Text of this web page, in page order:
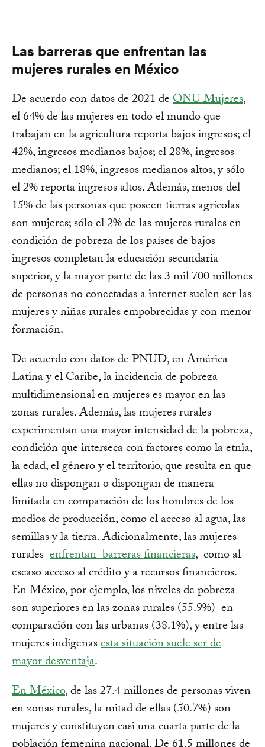
Las barreras que enfrentan las
mujeres rurales en México
De acuerdo con datos de 2021 deONU Mujeres,
el 64% de las mujeres en todo el mundo que
trabajan en la agricultura reporta bajos ingresos; el
42%, ingresos medianos bajos; el 28%, ingresos
medianos; el 18%, ingresos medianos altos, y sólo
el 2% reporta ingresos altos. Además, menos del
15% de las personas que poseen tierras agrícolas
son mujeres; sólo el 2% de las mujeres rurales en
condición de pobreza de los países de bajos
ingresos completan la educación secundaria
superior, y la mayor parte de las 3 mil 700 millones
de personas no conectadas a internet suelen ser las
mujeres y niñas rurales empobrecidas y con menor
formación.
De acuerdo con datos de PNUD, en América
Latina y el Caribe, la incidencia de pobreza
multidimensional en mujeres es mayor en las
zonas rurales. Además, las mujeres rurales
experimentan una mayor intensidad de la pobreza,
condición que interseca con factores como la etnia,
la edad, el género y el territorio, que resulta en que
ellas no dispongan o dispongan de manera
limitada en comparación de los hombres de los
medios de producción, como el acceso al agua, las
semillas y la tierra. Adicionalmente, las mujeres
rurales enfrentan barreras financieras, como al
escaso acceso al crédito y a recursos financieros.
En México, por ejemplo, los niveles de pobreza
son superiores en las zonas rurales (55.9%) en
comparación con las urbanas (38.1%), y entre las
mujeres indígenasesta situación suele ser de
mayor desventaja.
En México, de las 27.4 millones de personas viven
en zonas rurales, la mitad de ellas (50.7%) son
mujeres y constituyen casi una cuarta parte de la